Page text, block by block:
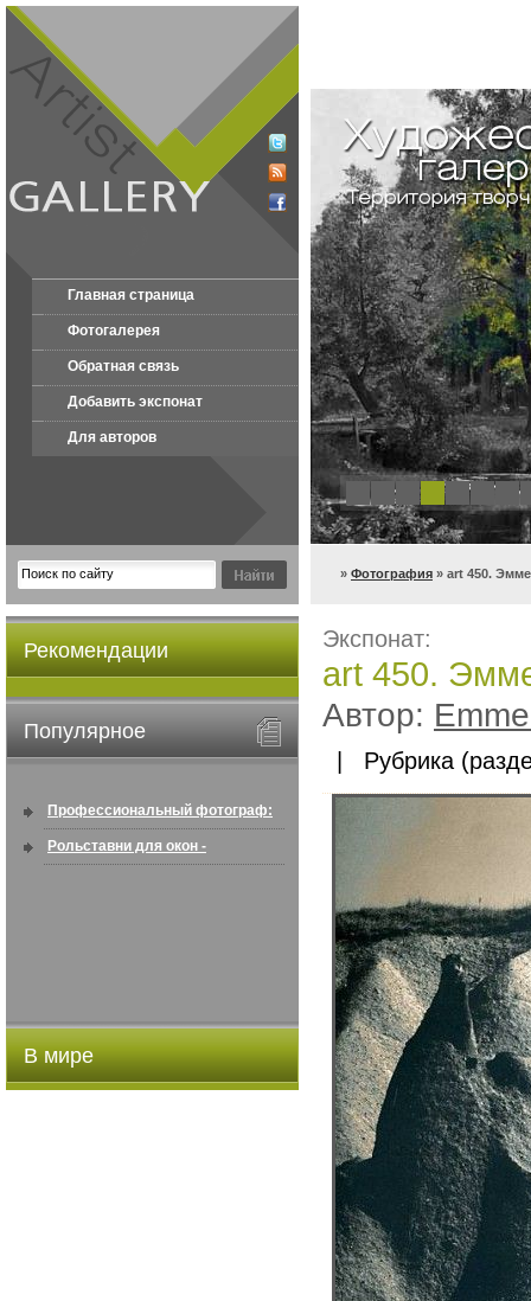
Главная страница
Фотогалерея
Обратная связь
Добавить экспонат
Для авторов
» Фотография » art 450.
Рекомендации
Популярное
Профессиональный фотограф:
искусство создавать снимки, ...
Рольставни для окон -
В мире
Экспонат:
art 450.
Автор:
| Рубрика